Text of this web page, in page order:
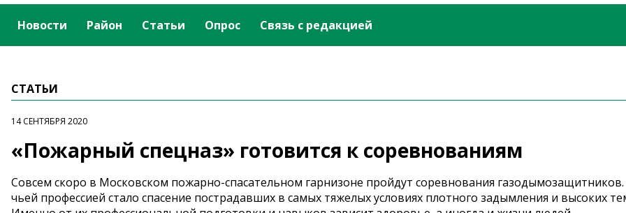
Новости Район Статьи Опрос Связь с редакцией
СТАТЬИ
14 СЕНТЯБРЯ 2020
«Пожарный спецназ» готовится к соревнованиям
Совсем скоро в Московском пожарно-спасательном гарнизоне пройдут соревнования
чьей профессией стало спасение пострадавших в самых тяжелых условиях плотного задымления и высоких